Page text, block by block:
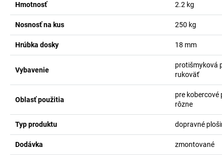
Hmotnosť 2.2 kg
Nosnosť na kus 250 kg
Hrúbka dosky 18 mm
Vybavenie
protišmyková
rukoväť
Oblasť použitia
pre kobercové
rôzne
Typ produktu dopravné
Dodávka zmontované